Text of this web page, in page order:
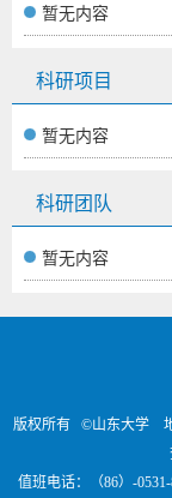
暂无内容
科研项目
暂无内容
科研团队
暂无内容
版权所有 ©山东大学
值班电话：（86）-